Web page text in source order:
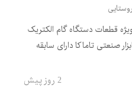
قطعات دستگاه گام الکتریک
صنعتی تاماکا دارای سابقه
2 روز پیش